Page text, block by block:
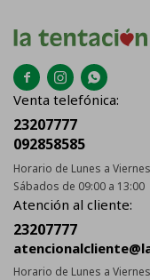
  
Venta telefónica:
23207777
092858585
Horario de Lunes a
Sábados de 09:00 a 13:00
Atención al cliente:
23207777
Horario de Lunes a